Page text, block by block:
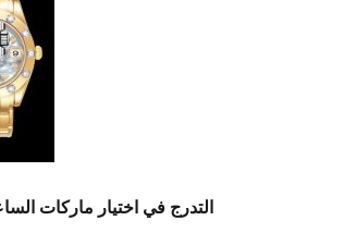
التدرج في اختيار ماركات